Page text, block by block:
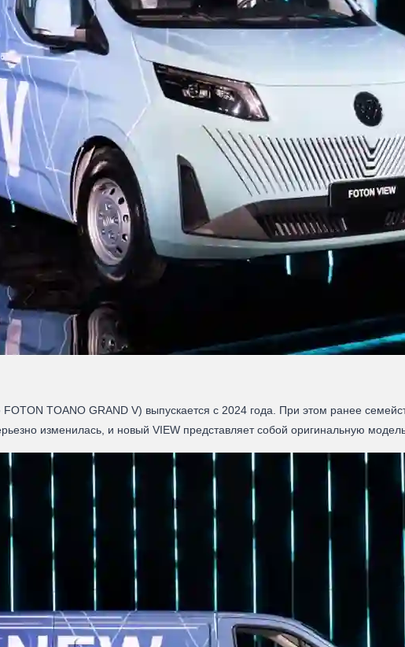
TOANO GRAND V) выпускается с 2024 года. При этом ранее
изменилась, и новый VIEW представляет собой оригинальную